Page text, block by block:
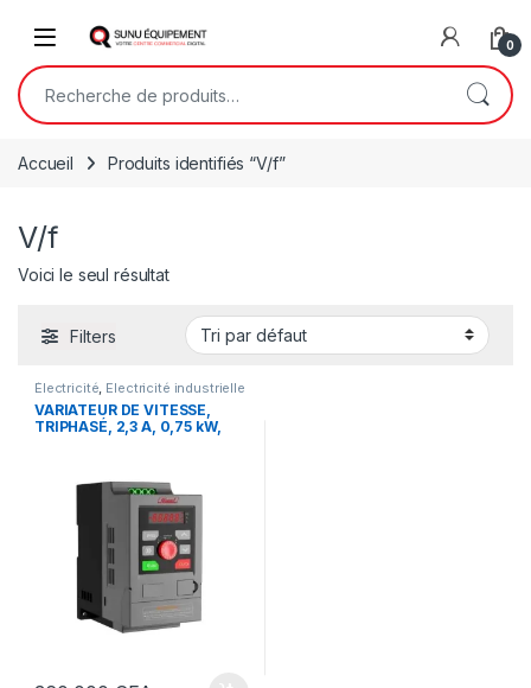
Open 0
Recherche pour :
Accueil Produits identifiés “V/f”
V/f
Voici le seul résultat
Filters
Électricité, Electricité industrielle
VARIATEUR DE VITESSE,
TRIPHASÉ, 2,3 A, 0,75 kW,